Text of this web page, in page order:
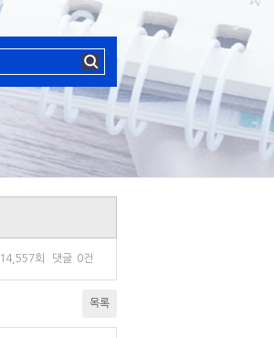
14,557회 댓글 0건
목록